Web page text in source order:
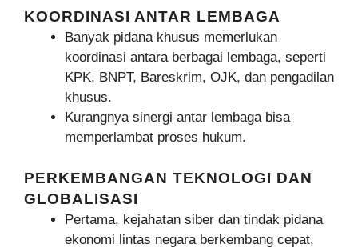
KOORDINASI ANTAR LEMBAGA
Banyak pidana khusus memerlukan
koordinasi antara berbagai lembaga, seperti
KPK, BNPT, Bareskrim, OJK, dan pengadilan
khusus.
Kurangnya sinergi antar lembaga bisa
memperlambat proses hukum.
PERKEMBANGAN TEKNOLOGI DAN
GLOBALISASI
Pertama, kejahatan siber dan tindak pidana
ekonomi lintas negara berkembang cepat,